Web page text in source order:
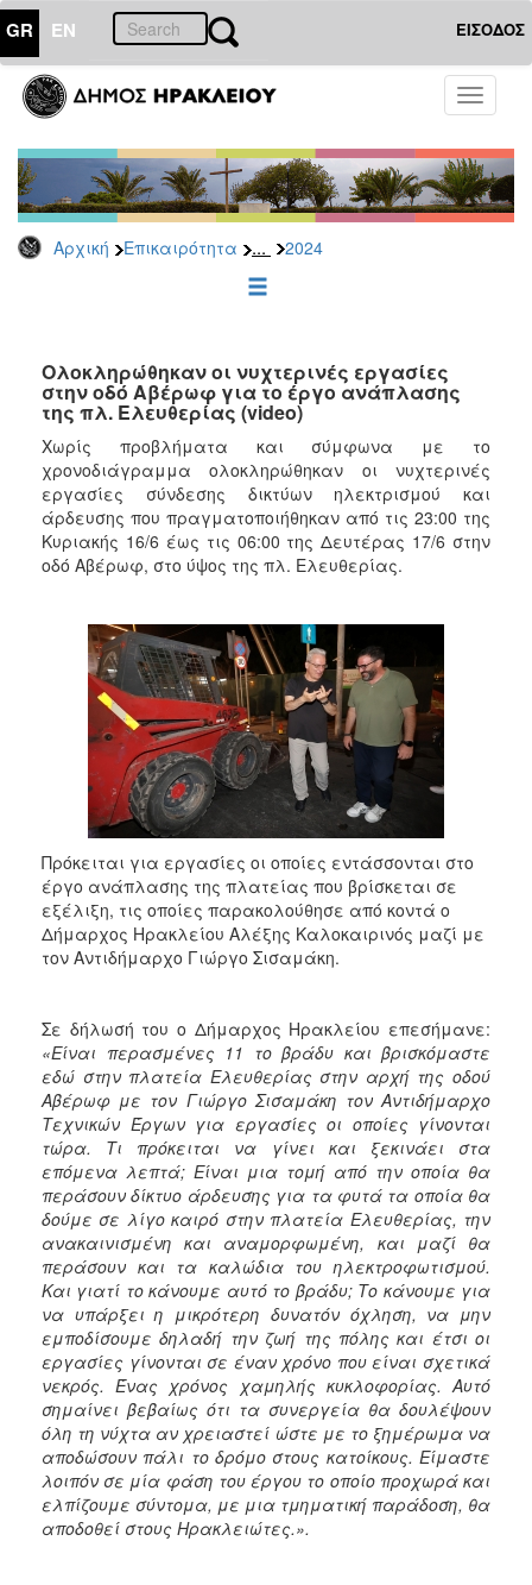
GR EN ΕΙΣΟΔΟΣ
Toggle
Αρχική Επικαιρότητα ... 2024
ΕΠΙΚΑΙΡΟΤΗΤΑ
Τύπου
Αρχείο
2026
2025
2022
2021
2020
2019
2018
2017
2016
2015
2013
2012
2011
2010
2006
ΔΗΜΟΤΗΣ
ΕΠΙΣΚΕΠΤΗΣ
ΗΡΑΚΛΕΙΟ
Ολοκληρώθηκαν οι νυχτερινές εργασίες
στην οδό Αβέρωφ για το έργο ανάπλασης
της πλ. Ελευθερίας (video)
Χωρίς προβλήματα και σύμφωνα με το
χρονοδιάγραμμα ολοκληρώθηκαν οι νυχτερινές
εργασίες σύνδεσης δικτύων ηλεκτρισμού και
άρδευσης που πραγματοποιήθηκαν από τις 23:00 της
Κυριακής 16/6 έως τις 06:00 της Δευτέρας 17/6 στην
οδό Αβέρωφ, στο ύψος της πλ. Ελευθερίας.
Πρόκειται για εργασίες οι οποίες εντάσσονται στο
έργο ανάπλασης της πλατείας που βρίσκεται σε
εξέλιξη, τις οποίες παρακολούθησε από κοντά ο
Δήμαρχος Ηρακλείου Αλέξης Καλοκαιρινός μαζί με
τον Αντιδήμαρχο Γιώργο Σισαμάκη.
Σε δήλωσή του ο Δήμαρχος Ηρακλείου επεσήμανε:
«Είναι περασμένες 11 το βράδυ και βρισκόμαστε
εδώ στην πλατεία Ελευθερίας στην αρχή της οδού
Αβέρωφ με τον Γιώργο Σισαμάκη τον Αντιδήμαρχο
Τεχνικών Έργων για εργασίες οι οποίες γίνονται
τώρα. Τι πρόκειται να γίνει και ξεκινάει στα
επόμενα λεπτά; Είναι μια τομή από την οποία θα
περάσουν δίκτυο άρδευσης για τα φυτά τα οποία θα
δούμε σε λίγο καιρό στην πλατεία Ελευθερίας, την
ανακαινισμένη και αναμορφωμένη, και μαζί θα
περάσουν και τα καλώδια του ηλεκτροφωτισμού.
Και γιατί το κάνουμε αυτό το βράδυ; Το κάνουμε για
να υπάρξει η μικρότερη δυνατόν όχληση, να μην
εμποδίσουμε δηλαδή την ζωή της πόλης και έτσι οι
εργασίες γίνονται σε έναν χρόνο που είναι σχετικά
νεκρός. Ένας χρόνος χαμηλής κυκλοφορίας. Αυτό
σημαίνει βεβαίως ότι τα συνεργεία θα δουλέψουν
όλη τη νύχτα αν χρειαστεί ώστε με το ξημέρωμα να
αποδώσουν πάλι το δρόμο στους κατοίκους. Είμαστε
λοιπόν σε μία φάση του έργου το οποίο προχωρά και
ελπίζουμε σύντομα, με μια τμηματική παράδοση, θα
αποδοθεί στους Ηρακλειώτες.».